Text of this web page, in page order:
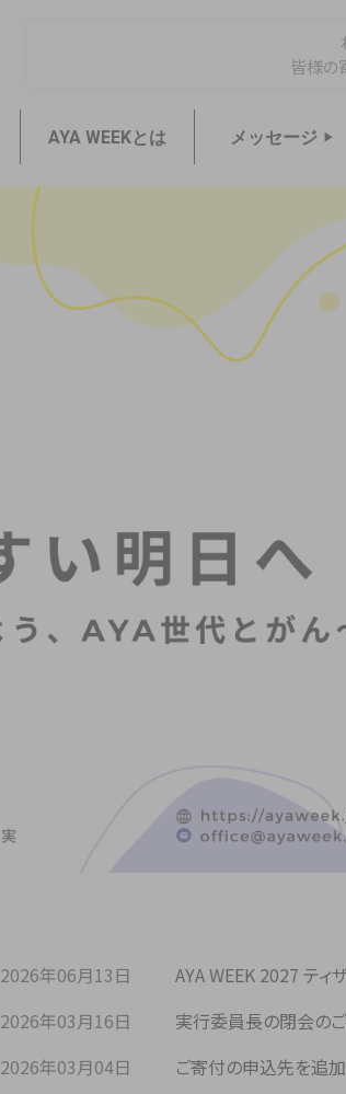
皆様の
AYA WEEKとは メッセージ
2026年06月13日
AYA WEEK 2027 ティ
2026年03月16日
実行委員長の閉会の
2026年03月04日
ご寄付の申込先を追